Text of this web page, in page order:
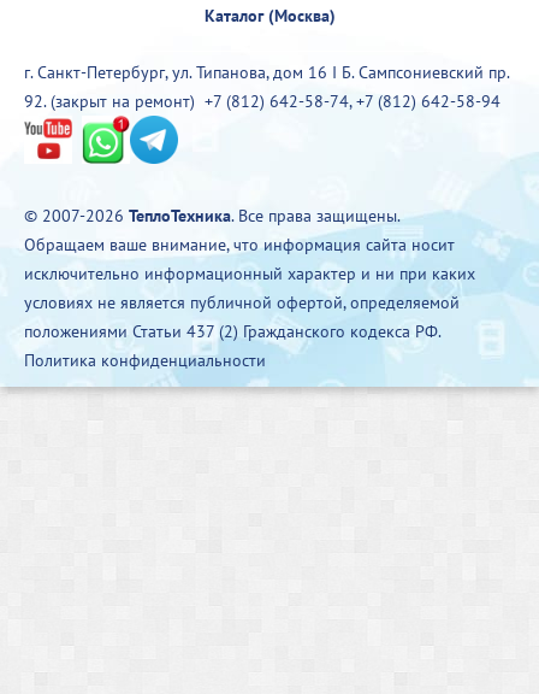
Каталог (Москва)
г. Санкт-Петербург, ул. Типанова, дом 16 I Б. Сампсониевский пр.
92. (закрыт на ремонт) +7 (812) 642-58-74,+7 (812) 642-58-94
© 2007-2026 ТеплоТехника. Все права защищены.
Обращаем ваше внимание, что информация сайта носит
исключительно информационный характер и ни при каких
условиях не является публичной офертой, определяемой
положениями Статьи 437 (2) Гражданского кодекса РФ.
Политика конфиденциальности